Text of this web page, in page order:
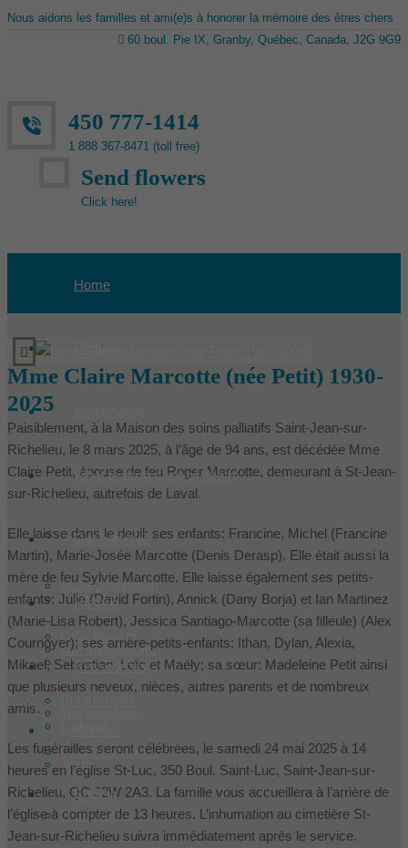
Nous aidons les familles et ami(e)s à honorer la mémoire des êtres chers
60 boul. Pie IX, Granby, Québec, Canada, J2G 9G9
450 777-1414
1 888 367-8471 (toll free)
Send flowers
Click here!
Home
What to do in case of death
Condoleances
Make a donation
Offer flowers
Our services
Products
Our installations
Death insurance
Historic
Les Le Sieur innovent
Team
In the media
Ressources
English
Mme Claire Marcotte (née Petit) 1930-
2025
Paisiblement, à la Maison des soins palliatifs Saint-Jean-sur-
Richelieu, le 8 mars 2025, à l’âge de 94 ans, est décédée Mme
Claire Petit, épouse de feu Roger Marcotte, demeurant à St-Jean-
sur-Richelieu, autrefois de Laval.
Elle laisse dans le deuil: ses enfants: Francine, Michel (Francine
Martin), Marie-Josée Marcotte (Denis Derasp). Elle était aussi la
mère de feu Sylvie Marcotte. Elle laisse également ses petits-
enfants: Julie (David Fortin), Annick (Dany Borja) et Ian Martinez
(Marie-Lisa Robert), Jessica Santiago-Marcotte (sa filleule) (Alex
Cournoyer); ses arrière-petits-enfants: Ithan, Dylan, Alexia,
Mikael, Sebastian, Loïc et Maély; sa sœur: Madeleine Petit ainsi
que plusieurs neveux, nièces, autres parents et de nombreux
amis.
Les funérailles seront célébrées, le samedi 24 mai 2025 à 14
heures en l’église St-Luc, 350 Boul. Saint-Luc, Saint-Jean-sur-
Richelieu, QC J2W 2A3. La famille vous accueillera à l’arrière de
l’église à compter de 13 heures. L’inhumation au cimetière St-
Jean-sur-Richelieu suivra immédiatement après le service.